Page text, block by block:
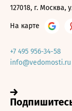
127018, г. Москва,
На карте
+7 495 956-34-58
info@vedomosti.ru